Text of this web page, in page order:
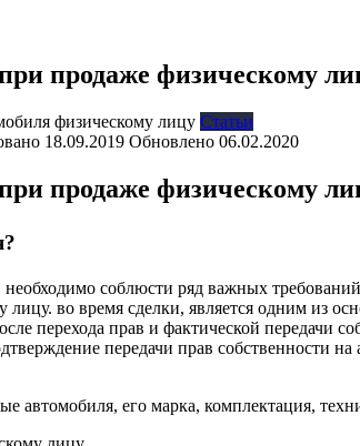
продаже физическому
Статьи
18.09.2019 Обновлено 06.02.2020
продаже физическому
соблюсти ряд важных
во время сделки, является одним из
перехода прав и фактической передачи
передачи прав собственности
автомобиля, его марка, комплектация,